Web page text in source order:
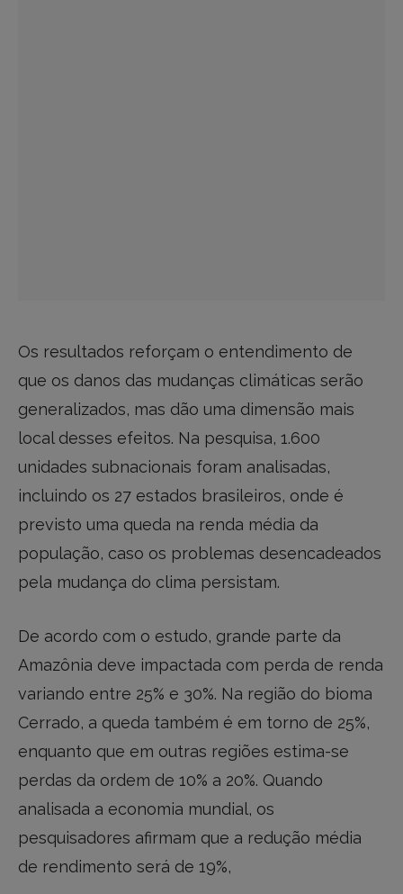
Os resultados reforçam o entendimento de
que os danos das mudanças climáticas serão
generalizados, mas dão uma dimensão mais
local desses efeitos. Na pesquisa, 1.600
unidades subnacionais foram analisadas,
incluindo os 27 estados brasileiros, onde é
previsto uma queda na renda média da
população, caso os problemas desencadeados
pela mudança do clima persistam.
De acordo com o estudo, grande parte da
Amazônia deve impactada com perda de renda
variando entre 25% e 30%. Na região do bioma
Cerrado, a queda também é em torno de 25%,
enquanto que em outras regiões estima-se
perdas da ordem de 10% a 20%. Quando
analisada a economia mundial, os
pesquisadores afirmam que a redução média
de rendimento será de 19%,